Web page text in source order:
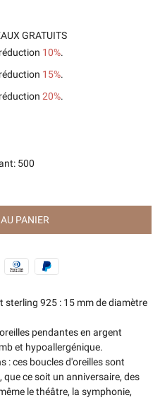
GRATUITS
10%.
15%.
20%.
: 500
PANIER
sterling 925 : 15 mm de diamètre
pendantes en argent
et hypoallergénique.
: ces boucles d'oreilles sont
ce soit un anniversaire, des
le théâtre, la symphonie,